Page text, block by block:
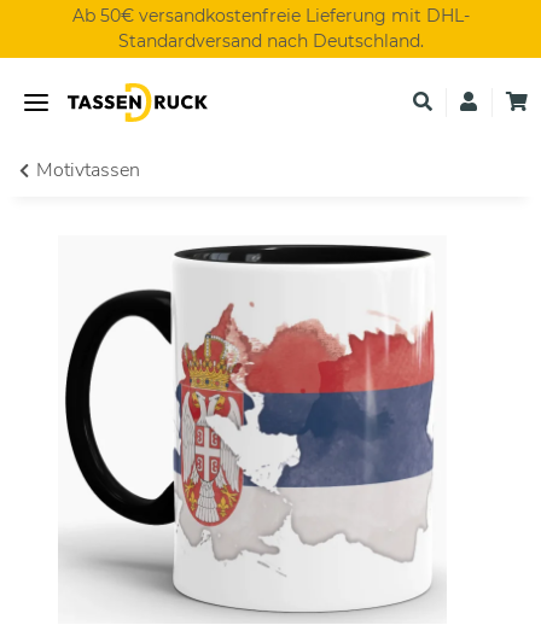
Ab 50€ versandkostenfreie Lieferung mit DHL-
Standardversand nach Deutschland.
Motivtassen